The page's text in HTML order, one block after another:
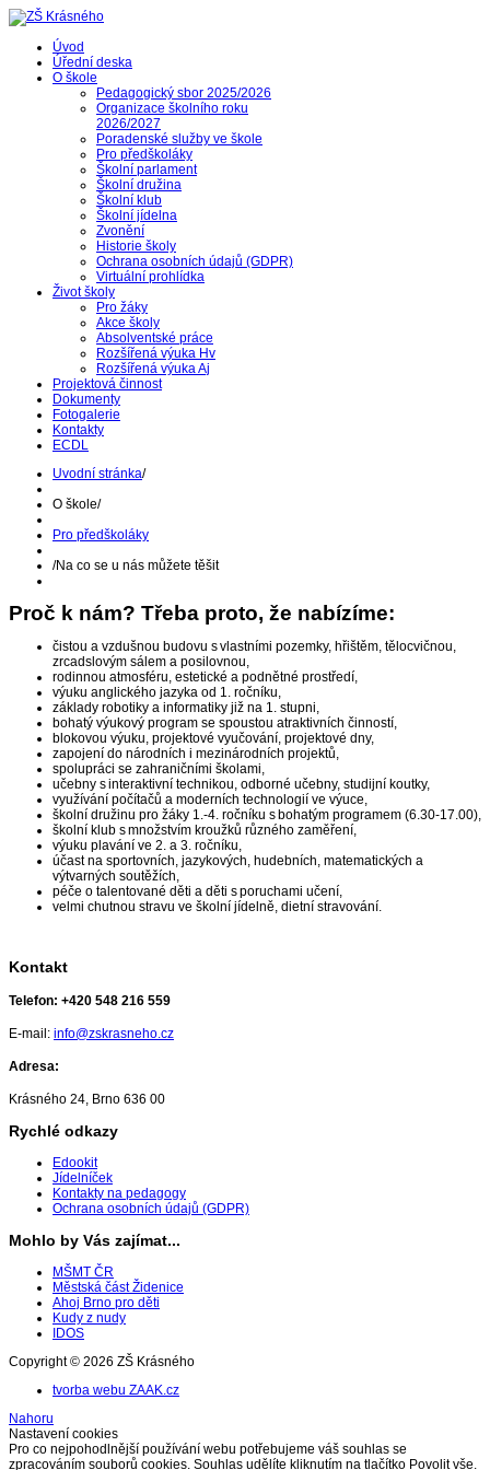
Úvod
Úřední deska
O škole
Pedagogický sbor 2025/2026
Organizace školního roku
2026/2027
Poradenské služby ve škole
Pro předškoláky
Školní parlament
Školní družina
Školní klub
Školní jídelna
Zvonění
Historie školy
Ochrana osobních údajů (GDPR)
Virtuální prohlídka
Život školy
Pro žáky
Akce školy
Absolventské práce
Rozšířená výuka Hv
Rozšířená výuka Aj
Projektová činnost
Dokumenty
Fotogalerie
Kontakty
ECDL
Uvodní stránka/
O škole/
Pro předškoláky
/Na co se u nás můžete těšit
Proč k nám? Třeba proto, že nabízíme:
čistou a vzdušnou budovu s vlastními pozemky, hřištěm, tělocvičnou,
zrcadslovým sálem a posilovnou,
rodinnou atmosféru, estetické a podnětné prostředí,
výuku anglického jazyka od 1. ročníku,
základy robotiky a informatiky již na 1. stupni,
bohatý výukový program se spoustou atraktivních činností,
blokovou výuku, projektové vyučování, projektové dny,
zapojení do národních i mezinárodních projektů,
spolupráci se zahraničními školami,
učebny s interaktivní technikou, odborné učebny, studijní koutky,
využívání počítačů a moderních technologií ve výuce,
školní družinu pro žáky 1.-4. ročníku s bohatým programem (6.30-17.00),
školní klub s množstvím kroužků různého zaměření,
výuku plavání ve 2. a 3. ročníku,
účast na sportovních, jazykových, hudebních, matematických a
výtvarných soutěžích,
péče o talentované děti a děti s poruchami učení,
velmi chutnou stravu ve školní jídelně, dietní stravování.
Kontakt
Telefon: +420 548 216 559
E-mail: info@zskrasneho.cz
Adresa:
Krásného 24, Brno 636 00
Rychlé odkazy
Edookit
Jídelníček
Kontakty na pedagogy
Ochrana osobních údajů (GDPR)
Mohlo by Vás zajímat...
MŠMT ČR
Městská část Židenice
Ahoj Brno pro děti
Kudy z nudy
IDOS
Copyright © 2026 ZŠ Krásného
tvorba webu ZAAK.cz
Nahoru
Nastavení cookies
Pro co nejpohodlnější používání webu potřebujeme váš souhlas se
zpracováním souborů cookies. Souhlas udělíte kliknutím na tlačítko Povolit vše.